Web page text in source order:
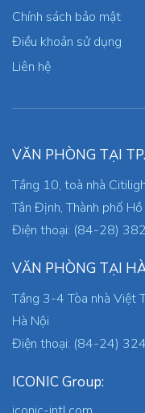
Chính sách bảo mật
Điều khoản sử dụng
Liên hệ
VĂN PHÒNG TẠI
Tầng 10, toà nhà
Tân Định, Thành phố
Điện thoại: (84-28)
VĂN PHÒNG TẠI
Tầng 3-4 Tòa nhà Việt
Hà Nội
Điện thoại: (84-24)
ICONIC Group: